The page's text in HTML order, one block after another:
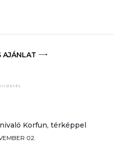
AJÁNLAT
Korfun, térképpel
02.